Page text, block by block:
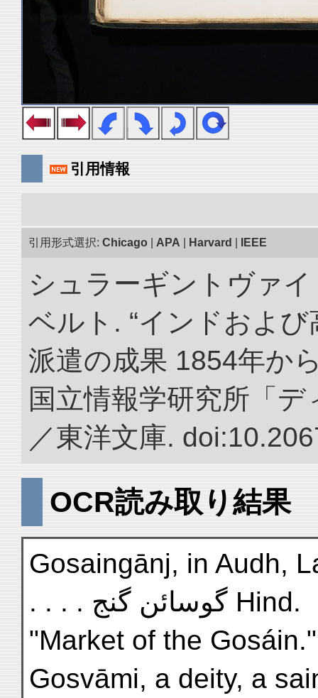
引用情報
引用形式選択: Chicago APA Harvard IEEE
シュラーギントヴァ
ベルト. “インドおよ
派遣の成果 1854年か
国立情報学研究所「
／東洋文庫.
OCR読み取り結果
Gosaingānj, in Audh,
. . . . گوسائن گنج Hind.
"Market of the
Gosvāmi, a deity, a